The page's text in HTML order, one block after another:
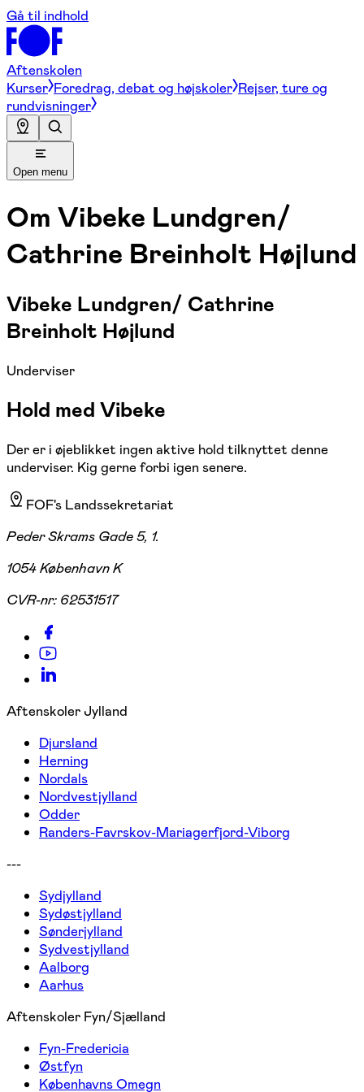
Gå til indhold
Aftenskolen
Kurser Foredrag, debat og højskoler Rejser, ture og
rundvisninger
Open menu
Om Vibeke Lundgren/
Cathrine Breinholt Højlund
Vibeke Lundgren/ Cathrine
Breinholt Højlund
Underviser
Hold med Vibeke
Der er i øjeblikket ingen aktive hold tilknyttet denne
underviser. Kig gerne forbi igen senere.
FOF's Landssekretariat
Peder Skrams Gade 5, 1.
1054 København K
CVR-nr: 62531517
Aftenskoler Jylland
Djursland
Herning
Nordals
Nordvestjylland
Odder
Randers-Favrskov-Mariagerfjord-Viborg
---
Sydjylland
Sydøstjylland
Sønderjylland
Sydvestjylland
Aalborg
Aarhus
Aftenskoler Fyn/Sjælland
Fyn-Fredericia
Østfyn
Københavns Omegn